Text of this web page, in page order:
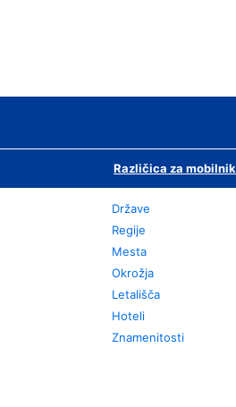
Različica za mobilnik
Države
Regije
Mesta
Okrožja
Letališča
Hoteli
Znamenitosti